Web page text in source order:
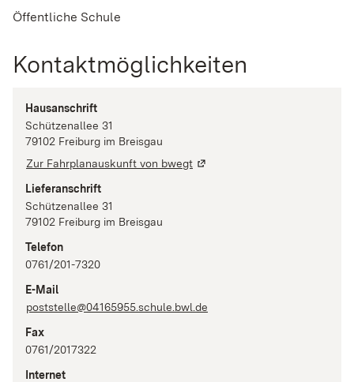
Öffentliche Schule
Kontaktmöglichkeiten
Hausanschrift
Schützenallee 31
79102 Freiburg im Breisgau
Zur Fahrplanauskunft von bwegt
Lieferanschrift
Schützenallee 31
79102 Freiburg im Breisgau
Telefon
0761/201-7320
E-Mail
poststelle@04165955.schule.bwl.de
Fax
0761/2017322
Internet